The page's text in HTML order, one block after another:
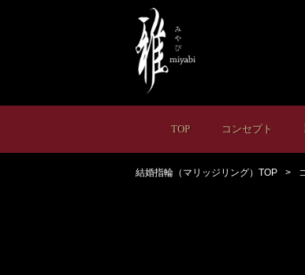
TOP コンセプト
結婚指輪（マリッジリング）TOP